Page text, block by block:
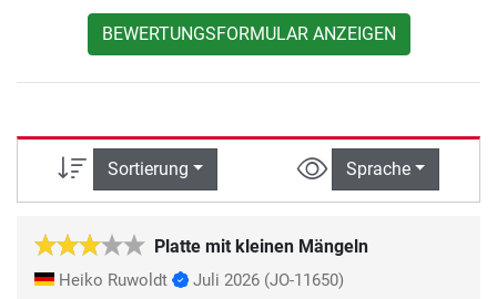
BEWERTUNGSFORMULAR ANZEIGEN
Sortierung Sprache
Platte mit kleinen Mängeln
Heiko Ruwoldt Juli 2026 (JO-11650)